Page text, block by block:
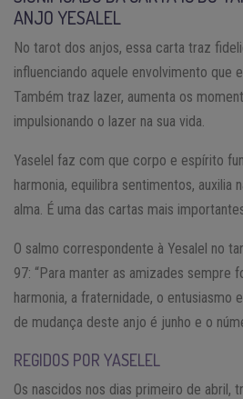
ANJO YESALEL
No tarot dos anjos, essa carta traz
influenciando aquele envolvimento que
Também traz lazer, aumenta os
impulsionando o lazer na sua vida.
Yaselel faz com que corpo e espírito
harmonia, equilibra sentimentos, auxilia
alma. É uma das cartas mais
O salmo correspondente à Yesalel no
97: “Para manter as amizades sempre
harmonia, a fraternidade, o entusiasmo
de mudança deste anjo é junho e o
REGIDOS POR YASELEL
Os nascidos nos dias primeiro de abril,